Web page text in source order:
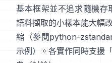
基本框架並不追求隨機存
語料擷取的小樣本能大幅
縮（參閱python-
示例 ）。各實作同時支援